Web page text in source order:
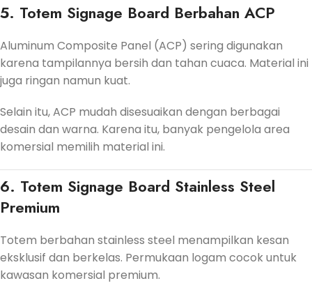
5. Totem Signage Board Berbahan ACP
Aluminum Composite Panel (ACP) sering digunakan
karena tampilannya bersih dan tahan cuaca. Material ini
juga ringan namun kuat.
Selain itu, ACP mudah disesuaikan dengan berbagai
desain dan warna. Karena itu, banyak pengelola area
komersial memilih material ini.
6. Totem Signage Board Stainless Steel
Premium
Totem berbahan stainless steel menampilkan kesan
eksklusif dan berkelas. Permukaan logam cocok untuk
kawasan komersial premium.